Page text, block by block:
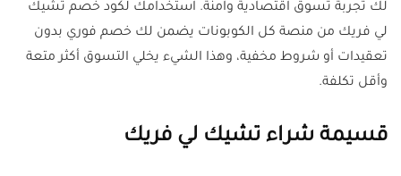
لك تجربة تسوق اقتصادية وآمنة. استخدامك لكود خصم تشيك
لي فريك من منصة كل الكوبونات يضمن لك خصم فوري بدون
تعقيدات أو شروط مخفية، وهذا الشيء يخلي التسوق أكثر متعة
وأقل تكلفة.
قسيمة شراء تشيك لي فريك